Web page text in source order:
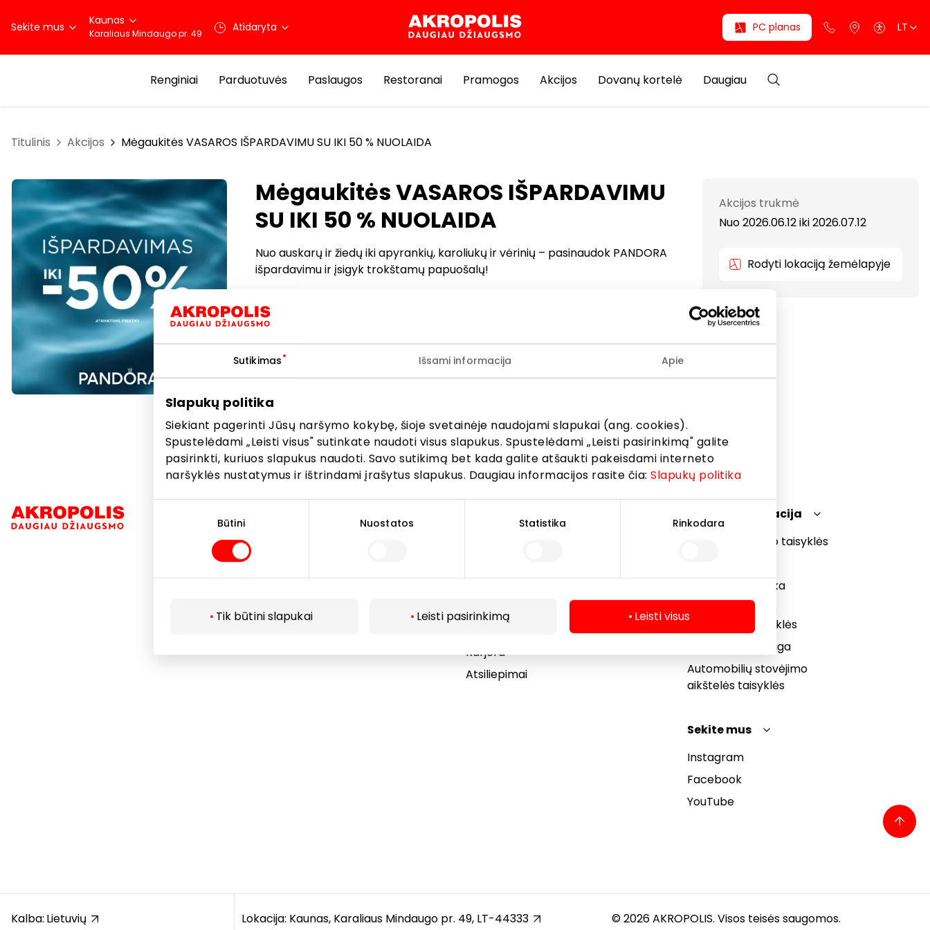
Sutikimas Išsami informacija Apie
Slapukų politika
Siekiant pagerinti Jūsų naršymo kokybę, šioje svetainėje naudojami slapukai (ang. cookies).
Spustelėdami „Leisti visus" sutinkate naudoti visus slapukus. Spustelėdami „Leisti pasirinkimą" galite
pasirinkti, kuriuos slapukus naudoti. Savo sutikimą bet kada galite atšaukti pakeisdami interneto
naršyklės nustatymus ir ištrindami įrašytus slapukus. Daugiau informacijos rasite čia:Slapukų politika
Būtini Nuostatos Statistika Rinkodara
Tik būtini slapukai Leisti pasirinkimą Leisti visus
Sekite mus Kaunas
Karaliaus Mindaugo pr. 49 Atidaryta PC planas LT
Renginiai Parduotuvės Paslaugos Restoranai Pramogos Akcijos Dovanų kortelė Daugiau
Titulinis Akcijos Mėgaukitės VASAROS IŠPARDAVIMU SU IKI 50 % NUOLAIDA
Mėgaukitės VASAROS IŠPARDAVIMU
SU IKI 50 % NUOLAIDA
Nuo auskarų ir žiedų iki apyrankių, karoliukų ir vėrinių – pasinaudok PANDORA
išpardavimu ir įsigyk trokštamų papuošalų!
Akcijos trukmė
Nuo 2026.06.12iki2026.07.12
Rodyti lokaciją žemėlapyje
Parduotuvės
Paslaugos
Akcijos
Karjera
Atsiliepimai
Teisinė informacija
Prekybos centro taisyklės
Privatumo politika
Dovanų kortelės
bendrosios taisyklės
Pranešėjų apsauga
Automobilių stovėjimo
aikštelės taisyklės
Sekite mus
Instagram
Facebook
YouTube
Kalba: Lietuvių Lokacija: Kaunas, Karaliaus Mindaugo pr. 49, LT-44333 © 2026 AKROPOLIS. Visos teisės saugomos.